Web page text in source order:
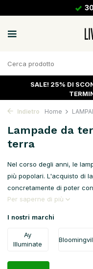
SALE! 25% DI
Indietro Home
Lampade da
terra
Nel corso degli anni, le
più popolari. L'acquisto di
concretamente di poter
Per saperne di più
I nostri marchi
Ay
Illuminate